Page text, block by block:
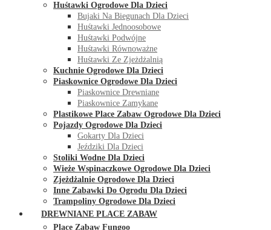
Huśtawki Ogrodowe Dla Dzieci
Bujaki Na Biegunach Dla Dzieci
Huśtawki Jednoosobowe
Huśtawki Podwójne
Huśtawki Równoważne
Huśtawki Ze Zjeżdżalnią
Kuchnie Ogrodowe Dla Dzieci
Piaskownice Ogrodowe Dla Dzieci
Piaskownice Drewniane
Piaskownice Zamykane
Plastikowe Place Zabaw Ogrodowe Dla Dzieci
Pojazdy Ogrodowe Dla Dzieci
Gokarty Dla Dzieci
Jeździki Dla Dzieci
Stoliki Wodne Dla Dzieci
Wieże Wspinaczkowe Ogrodowe Dla Dzieci
Zjeżdżalnie Ogrodowe Dla Dzieci
Inne Zabawki Do Ogrodu Dla Dzieci
Trampoliny Ogrodowe Dla Dzieci
DREWNIANE PLACE ZABAW
Place Zabaw Fungoo